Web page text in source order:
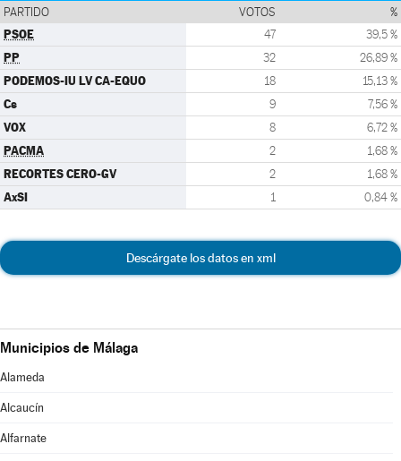
PARTIDO VOTOS %
PSOE 47 39,5 %
PP 32 26,89 %
PODEMOS-IU LV CA-EQUO 18 15,13 %
Cs 9 7,56 %
VOX 8 6,72 %
PACMA 2 1,68 %
RECORTES CERO-GV 2 1,68 %
AxSI 1 0,84 %
Descárgate los datos en xml
Municipios de Málaga
Alameda
Alcaucín
Alfarnate